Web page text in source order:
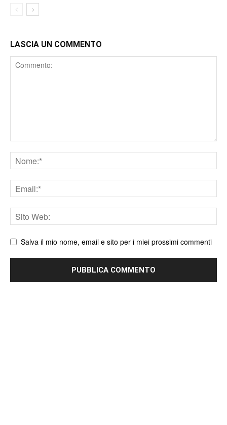
LASCIA UN COMMENTO
Comment
Nome
Email
Sito
web
Salva il mio nome, email e sito per i miei prossimi commenti